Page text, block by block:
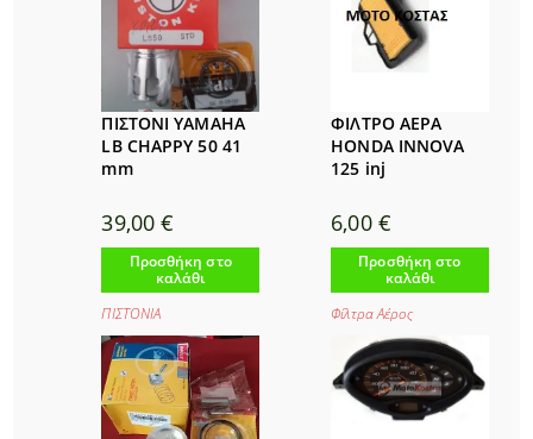
ΠΙΣΤΟΝΙ YAMAHA
LB CHAPPY 50 41
mm
39,00€
Προσθήκη στο
καλάθι
ΠΙΣΤΟΝΙΑ
ΦΙΛΤΡΟ ΑΕΡΑ
HONDA INNOVA
125 inj
6,00 €
Προσθήκη στο
καλάθι
Φίλτρα Αέρος